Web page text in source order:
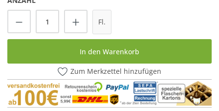
Produkt Anzahl: Gib den gewünschten
Fl.
In den Warenkorb
Zum Merkzettel hinzufügen